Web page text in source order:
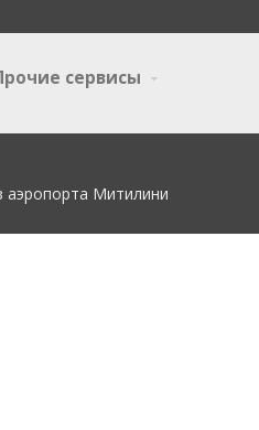
сервисы
аэропорта Митилини